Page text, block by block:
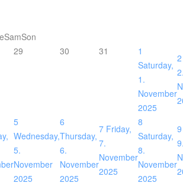
SamSon
29 30 31
1
Saturday,
1.
November
2025
2
5
Wednesday,
5.
November
2025
6
Thursday,
6.
November
2025
7 Friday,
7.
November
2025
8
Saturday,
8.
November
2025
9